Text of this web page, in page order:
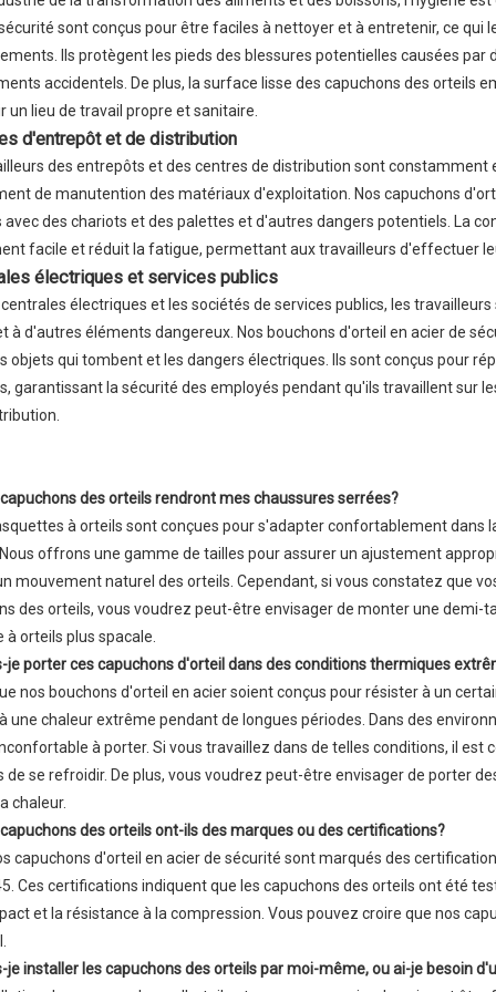
sont conçus pour être faciles à nettoyer et à entretenir, ce qui
Ils protègent les pieds des blessures potentielles causées
accidentels. De plus, la surface lisse des capuchons des orteils
un lieu de travail propre et sanitaire.
d'entrepôt et de distribution
des entrepôts et des centres de distribution sont
de manutention des matériaux d'exploitation. Nos capuchons
avec des chariots et des palettes et d'autres dangers potentiels. La
facile et réduit la fatigue, permettant aux travailleurs d'effectuer
électriques et services publics
électriques et les sociétés de services publics, les
à d'autres éléments dangereux. Nos bouchons d'orteil en acier de
objets qui tombent et les dangers électriques. Ils sont conçus pour
garantissant la sécurité des employés pendant qu'ils travaillent sur
capuchons des orteils rendront mes chaussures serrées?
à orteils sont conçues pour s'adapter confortablement dans
offrons une gamme de tailles pour assurer un ajustement
mouvement naturel des orteils. Cependant, si vous constatez que
des orteils, vous voudrez peut-être envisager de monter une demi-
à orteils plus spacale.
je porter ces capuchons d'orteil dans des conditions thermiques
nos bouchons d'orteil en acier soient conçus pour résister à un
une chaleur extrême pendant de longues périodes. Dans des
à porter. Si vous travaillez dans de telles conditions, il
de se refroidir. De plus, vous voudrez peut-être envisager de porter
chaleur.
capuchons des orteils ont-ils des marques ou des certifications?
capuchons d'orteil en acier de sécurité sont marqués des
Ces certifications indiquent que les capuchons des orteils ont été
et la résistance à la compression. Vous pouvez croire que nos
je installer les capuchons des orteils par moi-même, ou ai-je besoin